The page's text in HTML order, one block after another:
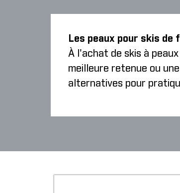
Les peaux pour skis de
À l'achat de skis à
meilleure retenue ou
alternatives pour